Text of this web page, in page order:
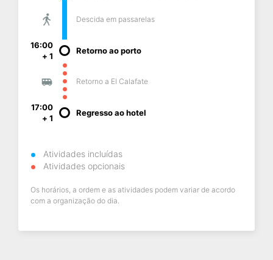
Descida em passarelas
16:00
+ 1
Retorno ao porto
Retorno a El Calafate
17:00
+ 1
Regresso ao hotel
Atividades incluídas
Atividades opcionais
Os horários, a ordem e as atividades podem variar de acordo
com a organização do dia.